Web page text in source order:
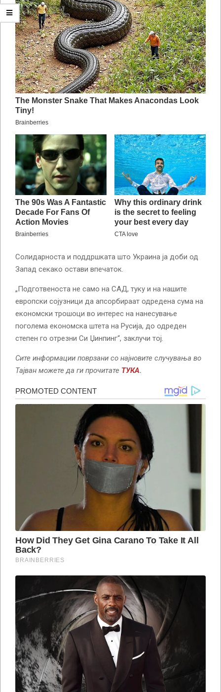
Солидарноста и поддршката што Украина ја доби од
Запад секако остави впечаток.
„Подготвеноста не само на САД, туку и на нашите
европски сојузници да апсорбираат одредена сума на
економски трошоци во интерес на нанесување
поголема економска штета на Русија, до одреден
степен го отрезни Си Џинпинг“, заклучи тој.
Сите информации поврзани со најновите случувања во
Тајван можете да ги прочитате ТУКА.